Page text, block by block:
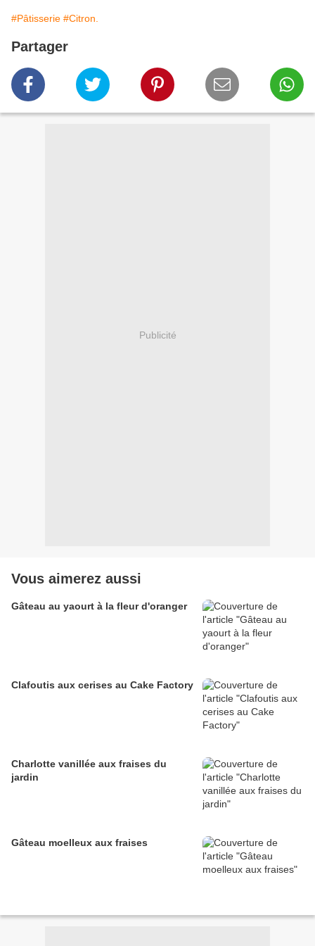
#Pâtisserie #Citron.
Partager
Publicité
Vous aimerez aussi
Gâteau au yaourt à la fleur d'oranger
Clafoutis aux cerises au Cake Factory
Charlotte vanillée aux fraises du
jardin
Gâteau moelleux aux fraises